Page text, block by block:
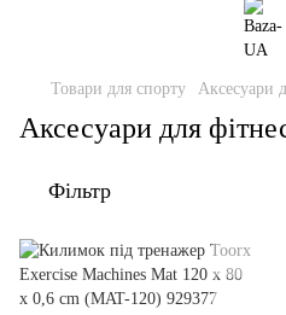
Товари для спорту Аксесуари
Аксесуари для
Фільтр